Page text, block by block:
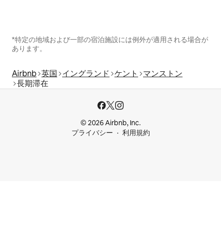
*特定の地域および一部の宿泊施設には例外が適用される場合が
あります。
Airbnb 英国 イングランド ケント
マンストン
長期滞在
© 2026 Airbnb, Inc.
プライバシー
利用規約